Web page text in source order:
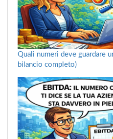
Quali numeri deve guardare
bilancio completo)